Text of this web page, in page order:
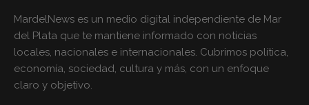
MardelNews es un medio digital independiente de Mar
del Plata que te mantiene informado con noticias
locales, nacionales e internacionales. Cubrimos política,
economía, sociedad, cultura y más, con un enfoque
claro y objetivo.